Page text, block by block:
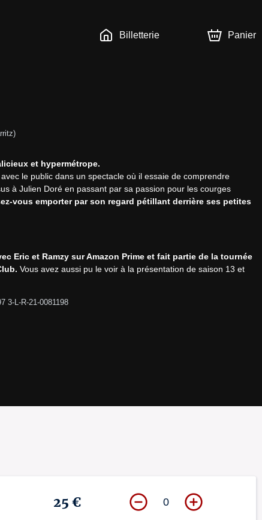
Billetterie Panier
)
et hypermétrope.
le public dans un spectacle où il essaie de comprendre
à Julien Doré en passant par sa passion pour les courges
vous emporter par son regard pétillant derrière ses petites
Eric et Ramzy sur Amazon Prime et fait partie de la tournée
Vous avez aussi pu le voir à la présentation de saison 13 et
3-L-R-21-0081198
25 € 0